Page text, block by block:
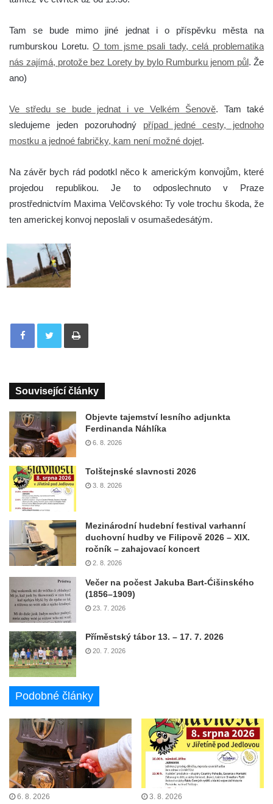
Tam se bude mimo jiné jednat i o příspěvku města na
rumburskou Loretu.O tom jsme psali tady, celá problematika
nás zajímá, protože bez Lorety by bylo Rumburku jenom půl . Že
ano)
Ve středu se bude jednat i ve Velkém Šenově. Tam také
sledujeme jeden pozoruhodný případ jedné cesty, jednoho
mostku a jednoé fabričky, kam není možné dojet.
Na závěr bych rád podotkl něco k americkým konvojům, které
projedou republikou. Je to odposlechnuto v Praze
prostřednictvím Maxima Velčovského: Ty vole trochu škoda, že
ten americkej konvoj neposlali v osumašedesátým.
Tisknout
Související články
Objevte tajemství lesního adjunkta
Ferdinanda Náhlíka
6. 8. 2026
Tolštejnské slavnosti 2026
3. 8. 2026
Mezinárodní hudební festival varhanní
duchovní hudby ve Filipově 2026 – XIX.
ročník – zahajovací koncert
2. 8. 2026
Večer na počest Jakuba Bart-Ćišinského
(1856–1909)
23. 7. 2026
Příměstský tábor 13. – 17. 7. 2026
20. 7. 2026
Podobné články
6. 8. 2026 3. 8. 2026